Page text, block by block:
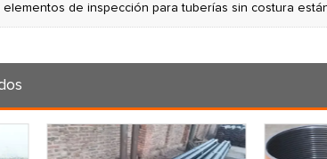
elementos de inspección para tuberías sin costura